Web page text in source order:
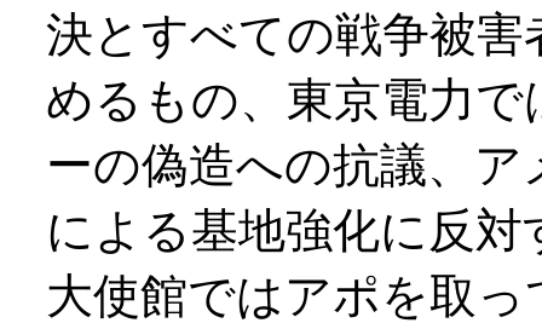
決とすべての戦争被
めるもの、東京電力
ーの偽造への抗議、
による基地強化に反
大使館ではアポを取